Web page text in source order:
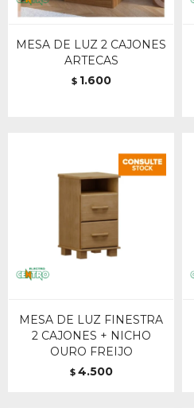
MESA DE LUZ 2 CAJONES
ARTECAS
$ 1.600
MESA DE LUZ FINESTRA
2 CAJONES + NICHO
OURO FREIJO
$ 4.500